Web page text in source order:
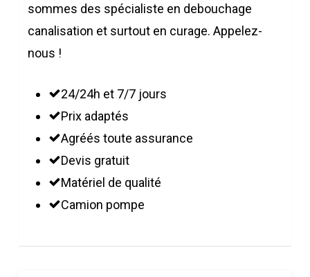
sommes des spécialiste en debouchage
canalisation et surtout en curage. Appelez-
nous !
24/24h et 7/7 jours
Prix adaptés
Agréés toute assurance
Devis gratuit
Matériel de qualité
Camion pompe